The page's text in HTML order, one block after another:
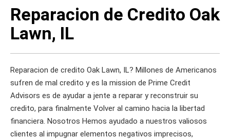
Reparacion de Credito Oak
Lawn, IL
Reparacion de credito Oak Lawn, IL? Millones de Americanos
sufren de mal credito y es la mission de Prime Credit
Advisors es de ayudar a jente a reparar y reconstruir su
credito, para finalmente Volver al camino hacia la libertad
financiera. Nosotros Hemos ayudado a nuestros valiosos
clientes al impugnar elementos negativos imprecisos,